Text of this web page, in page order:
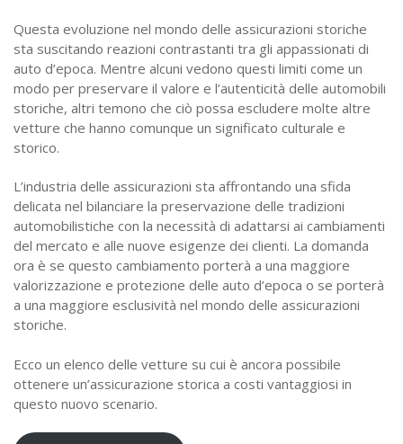
Questa evoluzione nel mondo delle assicurazioni storiche
sta suscitando reazioni contrastanti tra gli appassionati di
auto d’epoca. Mentre alcuni vedono questi limiti come un
modo per preservare il valore e l’autenticità delle automobili
storiche, altri temono che ciò possa escludere molte altre
vetture che hanno comunque un significato culturale e
storico.
L’industria delle assicurazioni sta affrontando una sfida
delicata nel bilanciare la preservazione delle tradizioni
automobilistiche con la necessità di adattarsi ai cambiamenti
del mercato e alle nuove esigenze dei clienti. La domanda
ora è se questo cambiamento porterà a una maggiore
valorizzazione e protezione delle auto d’epoca o se porterà
a una maggiore esclusività nel mondo delle assicurazioni
storiche.
Ecco un elenco delle vetture su cui è ancora possibile
ottenere un’assicurazione storica a costi vantaggiosi in
questo nuovo scenario.